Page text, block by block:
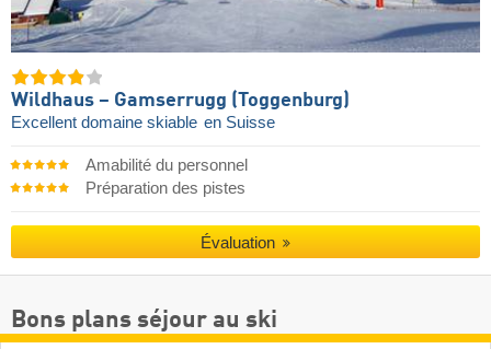
Wildhaus – Gamserrugg (Toggenburg)
Excellent domaine skiable en Suisse
Amabilité du personnel
Préparation des pistes
Évaluation
Bons plans séjour au ski